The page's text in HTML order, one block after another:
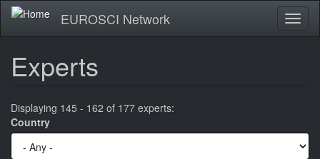
Skip
main
EUROSCI Network
Experts
Displaying 145 - 162 of 177 experts:
Country